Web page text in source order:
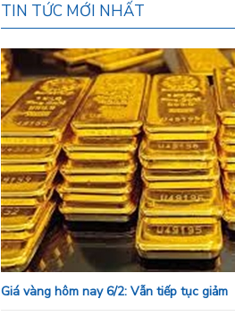
TIN TỨC MỚI NHẤT
Giá vàng hôm nay 6/2: Vẫn tiếp tục giảm